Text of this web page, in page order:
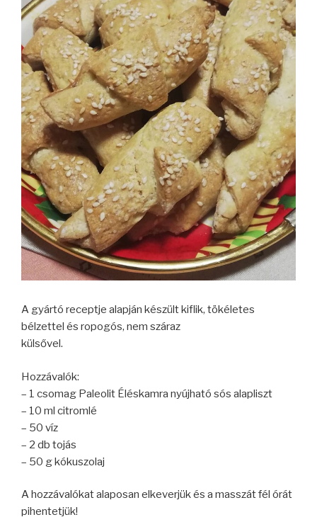
A gyártó receptje alapján készült kiflik, tökéletes
bélzettel és ropogós, nem száraz
külsővel.
Hozzávalók:
– 1 csomag Paleolit Éléskamra nyújható sós alapliszt
– 10 ml citromlé
– 50 víz
– 2 db tojás
– 50 g kókuszolaj
A hozzávalókat alaposan elkeverjük és a masszát fél órát
pihentetjük!